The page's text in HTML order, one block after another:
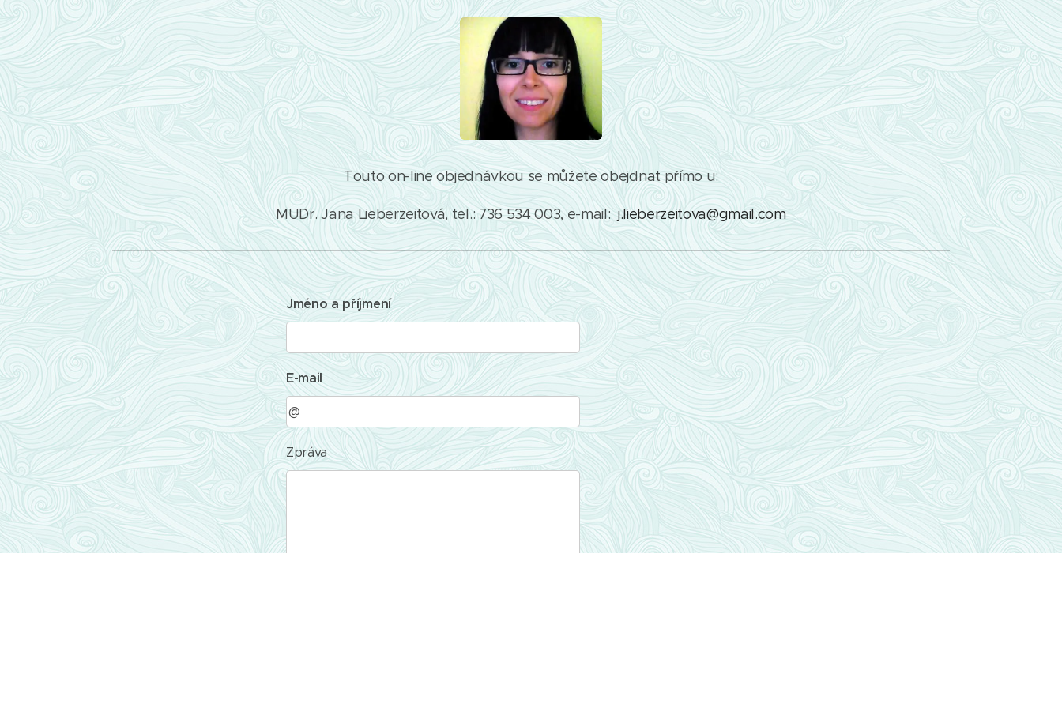
Touto on-line objednávkou se můžete obejdnat přímo u:
MUDr. Jana Lieberzeitová, tel.: 736 534 003, e-mail:j.lieberzeitova@gmail.com
Jméno a příjmení
E-mail
Zpráva